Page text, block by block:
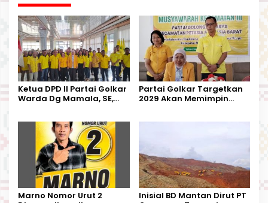
Ketua DPD II Partai Golkar
Warda Dg Mamala, SE,
Kecamatan Petbar
Partai Golkar Targetkan
2029 Akan Memimpin
Marno Nomor Urut 2
Inisial BD Mantan Dirut PT